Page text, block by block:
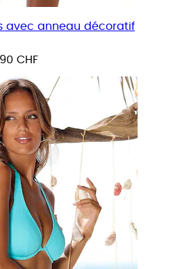
avec anneau décoratif
CHF